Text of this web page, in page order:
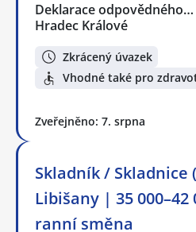
Deklarace odpovědného…
Hradec Králové
Zkrácený úvazek
Vhodné také pro
Zveřejněno: 7. srpna
Skladník / Skladnice
Libišany | 35 000–42
ranní směna